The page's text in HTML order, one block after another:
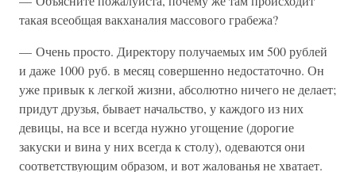
такая всеобщая вакханалия массового грабежа?
— Очень просто. Директору получаемых им 500 рублей
и даже 1000 руб. в месяц совершенно недостаточно. Он
уже привык к легкой жизни, абсолютно ничего не делает;
придут друзья, бывает начальство, у каждого из них
девицы, на все и всегда нужно угощение (дорогие
закуски и вина у них всегда к столу), одеваются они
соответствующим образом, и вот жалованья не хватает.